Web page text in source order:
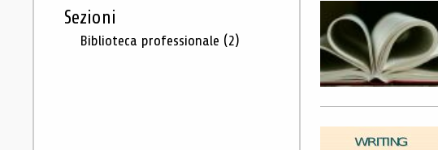
Sezioni
Biblioteca professionale (2)